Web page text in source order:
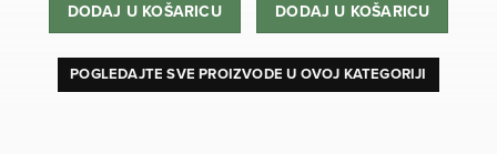
DODAJ U KOŠARICU DODAJ U KOŠARICU
POGLEDAJTE SVE PROIZVODE U OVOJ KATEGORIJI